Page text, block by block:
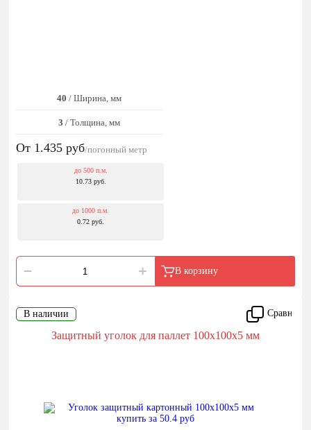
40 / Ширина, мм
3 / Толщина, мм
От 1.435 руб/погонный метр
до 500 п.м.
10.73 руб.
до 1000 п.м.
0.72 руб.
В корзину
Сравнить
В наличии
Защитный уголок для паллет 100x100x5 мм